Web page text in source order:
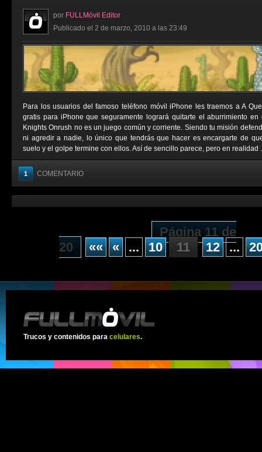
por FULLMóvil Editor
Publicado el 2 de marzo, 2010 a las 23:49
Para los usuarios del famoso teléfono móvil iPhone les traemos a A
gratis para iPhone que seguramente logrará quitarte el aburrimiento en
Knights Onrush no es un juego común y corriente. Siendo tu misión
ni agredir a nadie, lo único que tendrás que hacer es encargarte de
suelo y el golpe termine con ellos. Así de sencillo parece, pero en realidad
1 COMENTARIO
Página 11 de
20
«« « ... 10 11 12 ...
Trucos y contenidos para celulares.